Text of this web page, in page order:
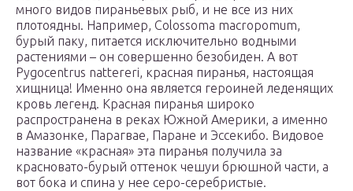
много видов пираньевых рыб, и не все из них
плотоядны. Например, Colossoma macropomum,
бурый паку, питается исключительно водными
растениями – он совершенно безобиден. А вот
Pygocentrus nattereri, красная пиранья, настоящая
хищница! Именно она является героиней леденящих
кровь легенд. Красная пиранья широко
распространена в реках Южной Америки, а именно
в Амазонке, Парагвае, Паране и Эссекибо. Видовое
название «красная» эта пиранья получила за
красновато-бурый оттенок чешуи брюшной части, а
вот бока и спина у нее серо-серебристые.